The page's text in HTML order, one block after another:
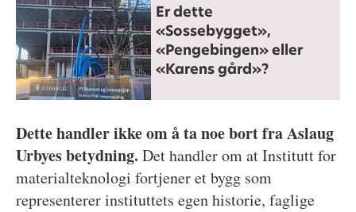
Er dette
«Sossebygget»,
«Pengebingen» eller
«Karens gård»?
Dette handler ikke om å ta noe bort fra Aslaug
Urbyes betydning. Det handler om at Institutt for
materialteknologi fortjener et bygg som
representerer instituttets egen historie, faglige